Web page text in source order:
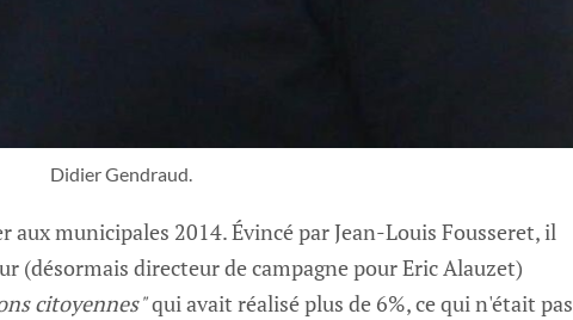
Didier Gendraud.
municipales 2014. Évincé par Jean-Louis Fousseret, il
(désormais directeur de campagne pour Eric Alauzet)
citoyennes"qui avait réalisé plus de 6%, ce qui n'était pas